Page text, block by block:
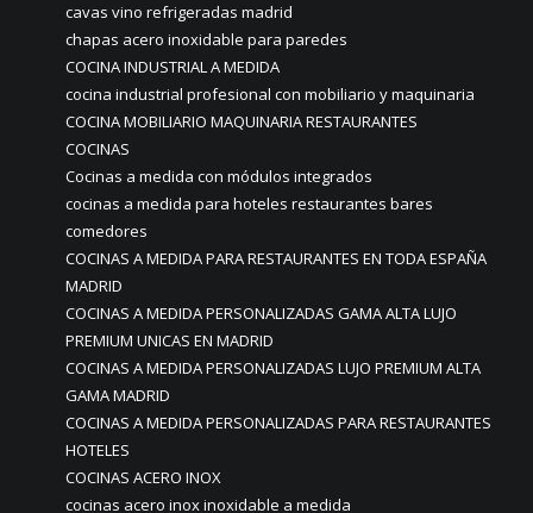
cavas vino refrigeradas madrid
chapas acero inoxidable para paredes
COCINA INDUSTRIAL A MEDIDA
cocina industrial profesional con mobiliario y maquinaria
COCINA MOBILIARIO MAQUINARIA RESTAURANTES
COCINAS
Cocinas a medida con módulos integrados
cocinas a medida para hoteles restaurantes bares
comedores
COCINAS A MEDIDA PARA RESTAURANTES EN TODA ESPAÑA
MADRID
COCINAS A MEDIDA PERSONALIZADAS GAMA ALTA LUJO
PREMIUM UNICAS EN MADRID
COCINAS A MEDIDA PERSONALIZADAS LUJO PREMIUM ALTA
GAMA MADRID
COCINAS A MEDIDA PERSONALIZADAS PARA RESTAURANTES
HOTELES
COCINAS ACERO INOX
cocinas acero inox inoxidable a medida